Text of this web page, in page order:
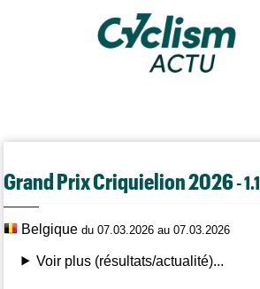
Grand Prix Criquielion 2026- 1.1
Belgiquedu 07.03.2026 au 07.03.2026
Voir plus (résultats/actualité)...